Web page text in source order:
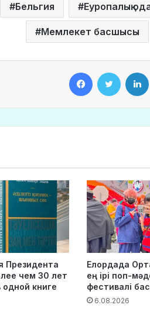
Бельгия Еуропалық
Мемлекет басшысы
Президента
чем 30 лет
книге
Елордада
ең ірі поп-
фестивалі
6.08.2026